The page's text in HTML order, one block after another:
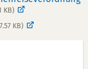
KB)
KB)